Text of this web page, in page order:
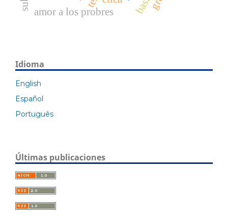
amor a los probres
Idioma
English
Español
Português
Últimas publicaciones